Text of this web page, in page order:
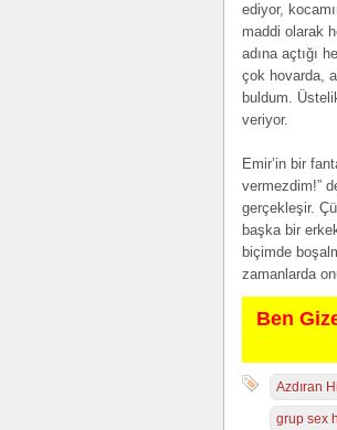
ediyor,
maddi olarak
adına açtığı
çok hovarda,
buldum.
veriyor.
Emir’in bir
vermezdim!”
gerçekleşir.
başka bir
biçimde
zamanlarda
Ben
Azdıran
grup sex